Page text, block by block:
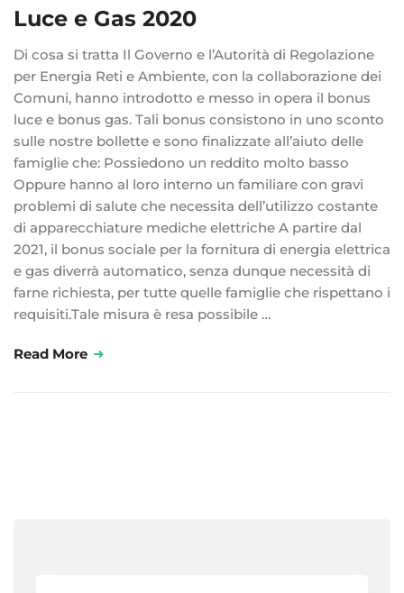
Luce e Gas 2020
Di cosa si tratta Il Governo e l’Autorità di Regolazione
per Energia Reti e Ambiente, con la collaborazione dei
Comuni, hanno introdotto e messo in opera il bonus
luce e bonus gas. Tali bonus consistono in uno sconto
sulle nostre bollette e sono finalizzate all’aiuto delle
famiglie che: Possiedono un reddito molto basso
Oppure hanno al loro interno un familiare con gravi
problemi di salute che necessita dell’utilizzo costante
di apparecchiature mediche elettriche A partire dal
2021, il bonus sociale per la fornitura di energia elettrica
e gas diverrà automatico, senza dunque necessità di
farne richiesta, per tutte quelle famiglie che rispettano i
requisiti.Tale misura è resa possibile …
Read More